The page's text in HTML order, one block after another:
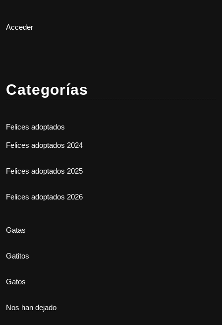
Acceder
Categorías
Felices adoptados
Felices adoptados 2024
Felices adoptados 2025
Felices adoptados 2026
Gatas
Gatitos
Gatos
Nos han dejado